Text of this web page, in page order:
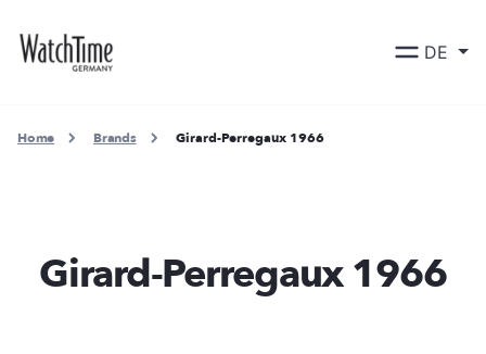
DE
Home Brands Girard-Perregaux 1966
Girard-Perregaux 1966